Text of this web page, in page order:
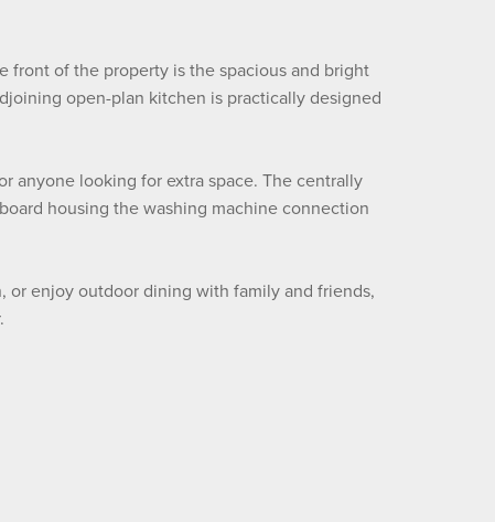
front of the property is the spacious and bright
open-plan kitchen is practically designed
anyone looking for extra space. The centrally
housing the washing machine connection
or enjoy outdoor dining with family and friends,